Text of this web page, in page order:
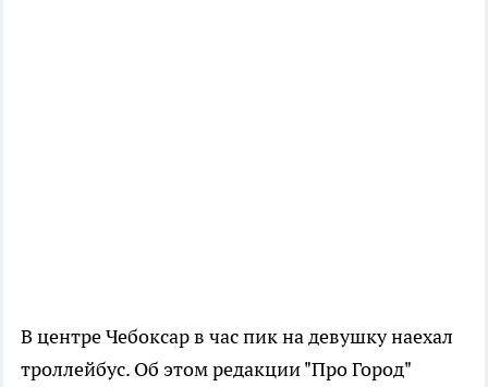
В центре Чебоксар в час пик на девушку наехал
троллейбус. Об этом редакции "Про Город"